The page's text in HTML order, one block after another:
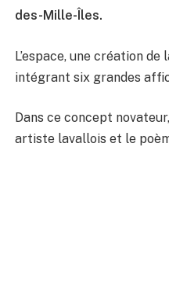
des-Mille-Îles.
L’espace, une création de
intégrant six grandes
Dans ce concept
artiste lavallois et le